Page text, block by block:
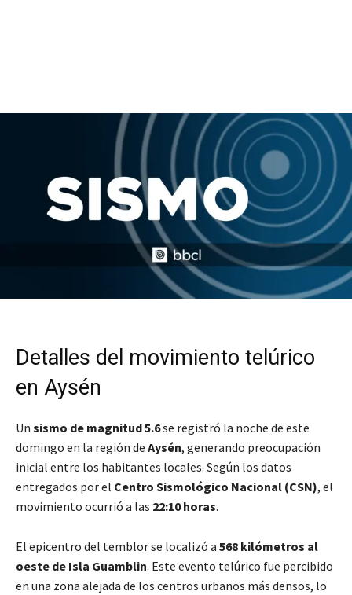
Detalles del movimiento telúrico
en Aysén
Un sismo de magnitud 5.6se registró la noche de este
domingo en la región de Aysén, generando preocupación
inicial entre los habitantes locales. Según los datos
entregados por el Centro Sismológico Nacional (CSN), el
movimiento ocurrió a las 22:10 horas.
El epicentro del temblor se localizó a 568 kilómetros al
oeste de Isla Guamblin. Este evento telúrico fue percibido
en una zona alejada de los centros urbanos más densos, lo